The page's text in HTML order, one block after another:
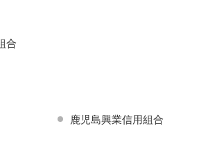
合
鹿児島興業信用組合